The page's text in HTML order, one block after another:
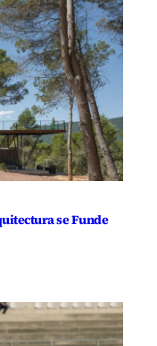
se Funde